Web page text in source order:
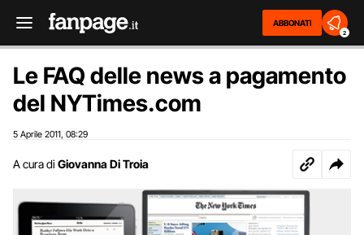
ABBONATI
2
Le FAQ delle news a pagamento
del NYTimes.com
5 Aprile 2011 08:29
A cura di Giovanna Di Troia